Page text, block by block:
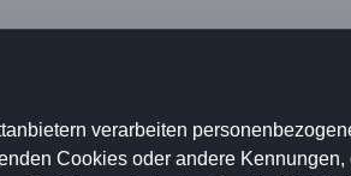
verarbeiten
Cookies oder andere Kennungen,